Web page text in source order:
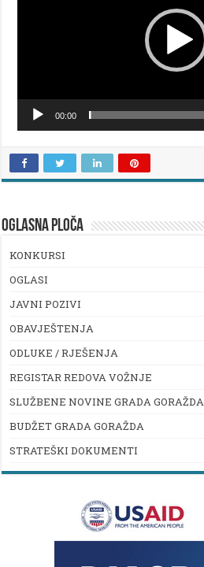
00:00
OGLASNA PLOČA
KONKURSI
OGLASI
JAVNI POZIVI
OBAVJEŠTENJA
ODLUKE / RJEŠENJA
REGISTAR REDOVA VOŽNJE
SLUŽBENE NOVINE GRADA GORAŽDA
BUDŽET GRADA GORAŽDA
STRATEŠKI DOKUMENTI